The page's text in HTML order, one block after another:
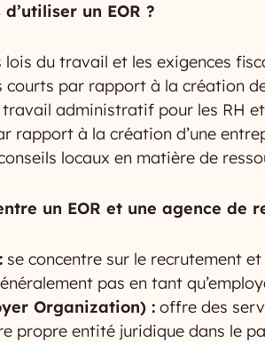
un EOR ?
du travail et les exigences
courts par rapport à la création
administratif pour les RH
rapport à la création d’une
locaux en matière de
un EOR et une agence
se concentre sur le recrutement
pas en tant
Organization) : offre des
propre entité juridique dans le